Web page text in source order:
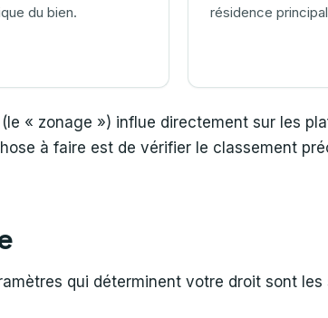
du bien.
résidence
« zonage ») influe directement sur les
à faire est de vérifier le classement
qui déterminent votre droit sont les